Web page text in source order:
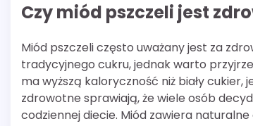
Czy miód pszczeli jest
Miód pszczeli często uważany jest za
tradycyjnego cukru, jednak warto
ma wyższą kaloryczność niż biały cukier,
zdrowotne sprawiają, że wiele osób
codziennej diecie. Miód zawiera